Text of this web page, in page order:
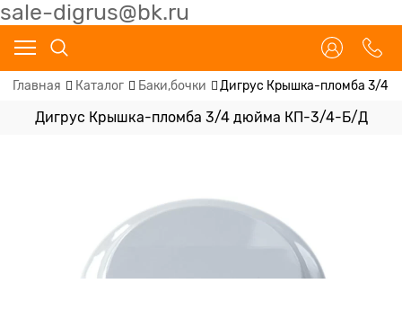
sale-digrus@bk.ru
Главная Каталог Баки,бочки Дигрус Крышка-пломба 3/4
Дигрус Крышка-пломба 3/4 дюйма КП-3/4-Б/Д